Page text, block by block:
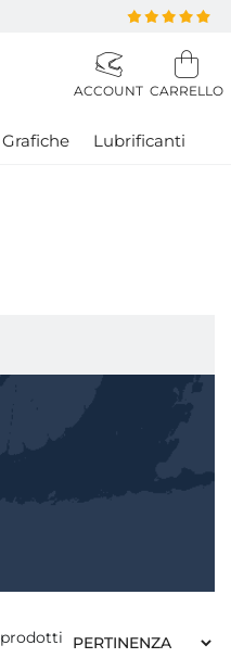
Grafiche Lubrificanti
prodotti